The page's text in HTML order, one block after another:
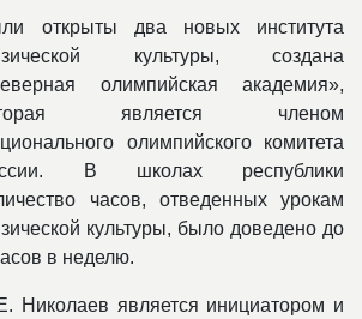
открыты два новых института
культуры, создана
олимпийская академия»,
является членом
олимпийского комитета
В школах республики
часов, отведенных урокам
культуры, было доведено до
в неделю.
Николаев является инициатором и